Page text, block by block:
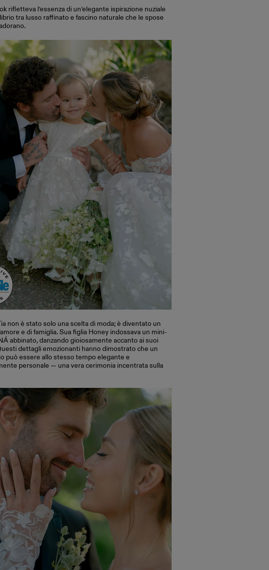
rifletteva l’essenza di un’elegante ispirazione nuziale
tra lusso raffinato e fascino naturale che le spose
non è stato solo una scelta di moda; è diventato un
e di famiglia. Sua figlia Honey indossava un mini-
abbinato, danzando gioiosamente accanto ai suoi
dettagli emozionanti hanno dimostrato che un
può essere allo stesso tempo elegante e
personale — una vera cerimonia incentrata sulla